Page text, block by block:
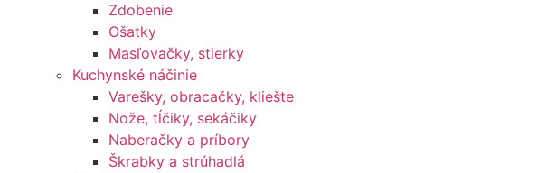
Zdobenie
Ošatky
Masľovačky, stierky
Kuchynské náčinie
Varešky, obracačky, kliešte
Nože, tĺčiky, sekáčiky
Naberačky a príbory
Škrabky a strúhadlá